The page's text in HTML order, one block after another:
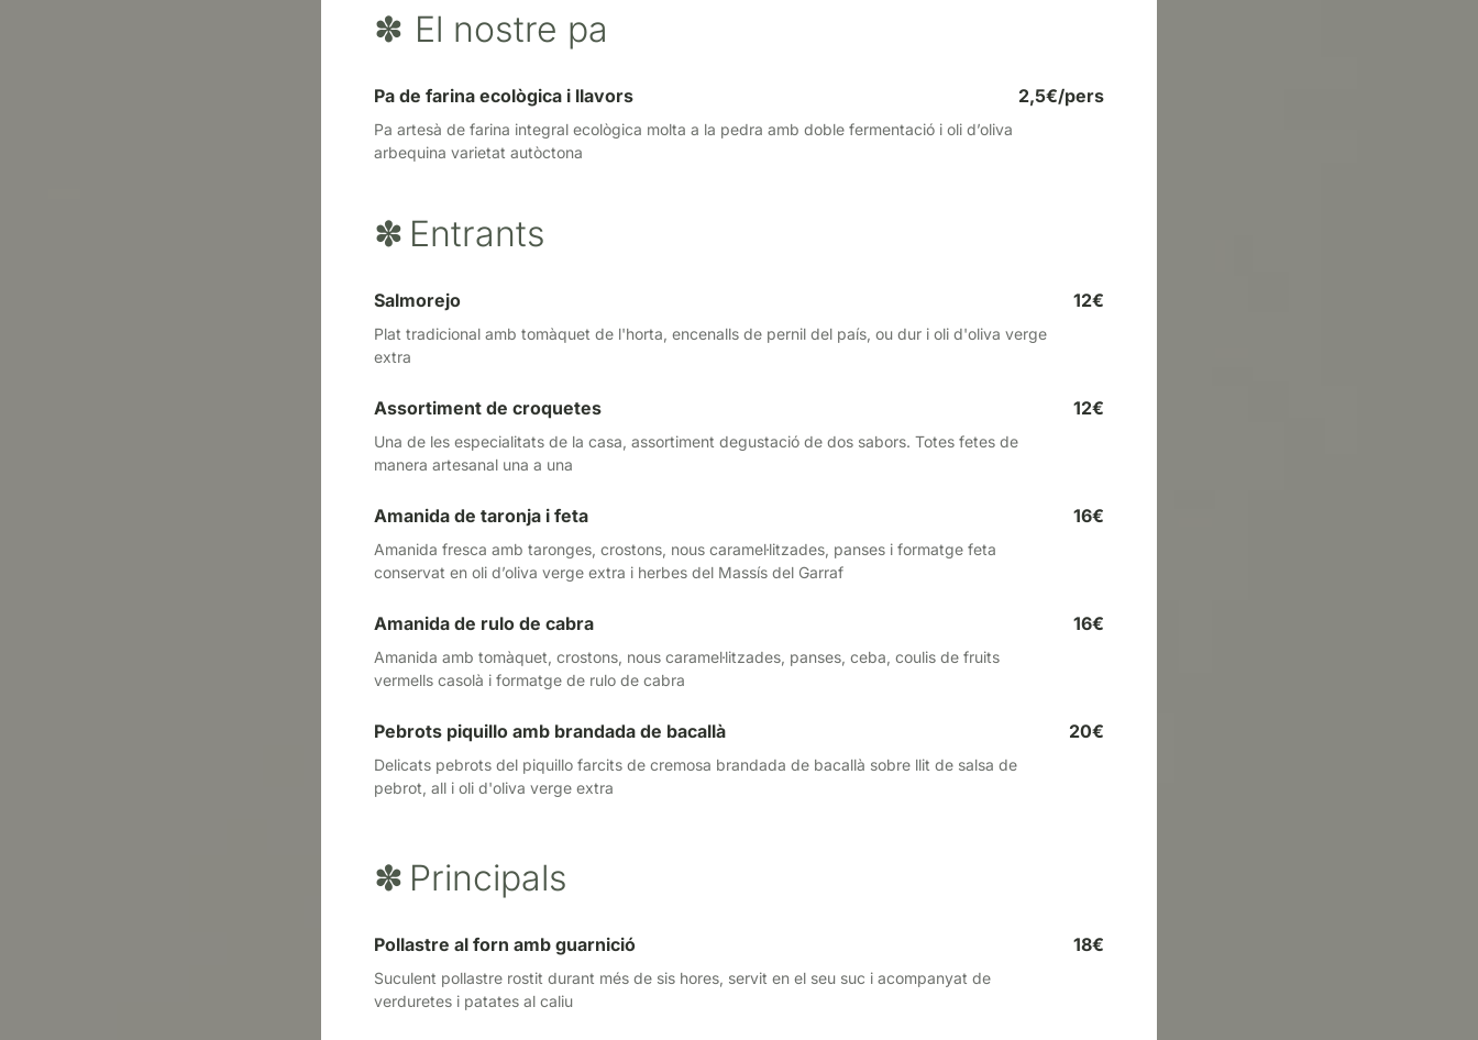
✽ El nostre pa
Pa de farina ecològica i llavors 2,5€/pers
Pa artesà de farina integral ecològica molta a la pedra amb doble fermentació i oli d’oliva
arbequina varietat autòctona
✽ Entrants
Salmorejo 12€
Plat tradicional amb tomàquet de l'horta, encenalls de pernil del país, ou dur i oli d'oliva verge
extra
Assortiment de croquetes 12€
Una de les especialitats de la casa, assortiment degustació de dos sabors. Totes fetes de
manera artesanal una a una
Amanida de taronja i feta 16€
Amanida fresca amb taronges, crostons, nous caramel·litzades, panses i formatge feta
conservat en oli d’oliva verge extra i herbes del Massís del Garraf
Amanida de rulo de cabra 16€
Amanida amb tomàquet, crostons, nous caramel·litzades, panses, ceba, coulis de fruits
vermells casolà i formatge de rulo de cabra
Pebrots piquillo amb brandada de bacallà 20€
Delicats pebrots del piquillo farcits de cremosa brandada de bacallà sobre llit de salsa de
pebrot, all i oli d'oliva verge extra
✽ Principals
Pollastre al forn amb guarnició 18€
Suculent pollastre rostit durant més de sis hores, servit en el seu suc i acompanyat de
verduretes i patates al caliu